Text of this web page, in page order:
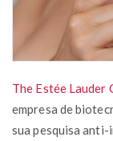
The Estée Lauder
empresa de
sua pesquisa